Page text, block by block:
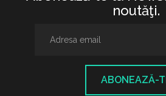
noutăţi.
ABONEAZĂ-